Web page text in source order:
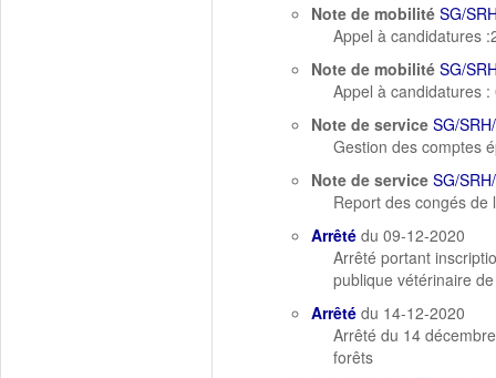
Note de mobilité SG/
Appel à candidatures
Note de mobilité SG/
Appel à candidatures
Note de service SG/
Gestion des comptes
Note de service SG/
Report des congés de
Arrêté du 09-12-2020
Arrêté portant
publique vétérinaire
Arrêté du 14-12-2020
Arrêté du 14
forêts